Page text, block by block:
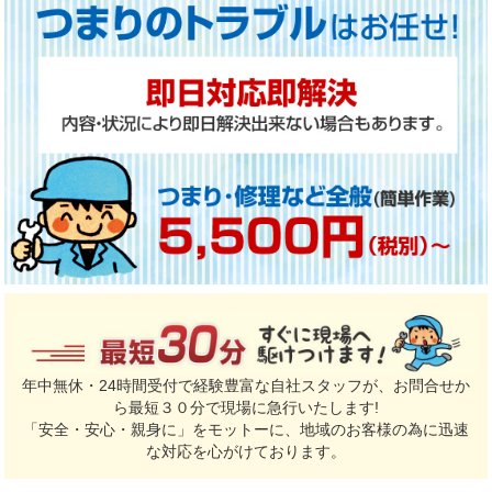
年中無休・24時間受付で経験豊富な自社スタッフが、お問合せか
ら最短３０分で現場に急行いたします!
「安全・安心・親身に」をモットーに、地域のお客様の為に迅速
な対応を心がけております。